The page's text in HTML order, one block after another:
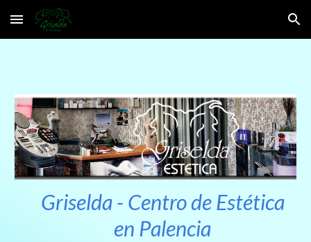
Skip to main content Skip to navigation
Griselda - Centro de Estética
en Palencia